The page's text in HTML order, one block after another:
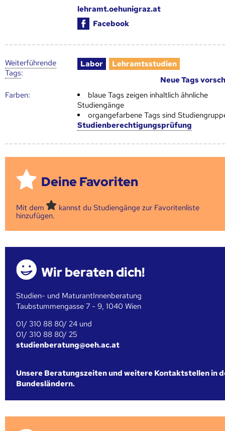
lehramt.oehunigraz.at
Facebook
Weiter­führende
Tags:
Labor
Lehramtsstudien
Neue Tags
Farben:
blaue Tags zeigen inhaltlich ähnliche
Studiengänge
organgefarbene Tags sind
Studienberechtigungsprüfung
Deine Favoriten
Mit dem
kannst du Studiengänge zur Favoritenliste
hinzufügen.
Wir beraten dich!
Studien- und MaturantInnenberatung
Taubstummengasse 7 - 9, 1040 Wien
01/ 310 88 80/ 24 und
01/ 310 88 80/ 25
studienberatung@oeh.ac.at
Unsere Beratungszeiten und weitere Kontaktstellen in
Bundesländern.